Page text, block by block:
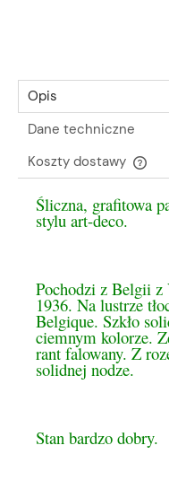
Opis
Dane techniczne
Koszty dostawy
Cena nie zawiera
Śliczna, grafitowa
stylu art-deco.
Pochodzi z Belgii
1936. Na lustrze
Belgique. Szkło
ciemnym kolorze.
rant falowany. Z
solidnej nodze.
Stan bardzo dobry.